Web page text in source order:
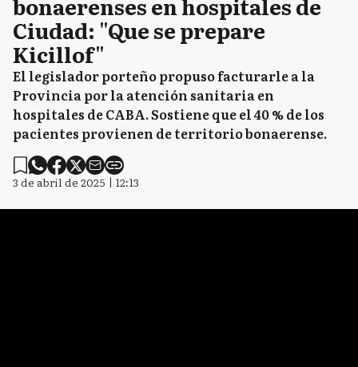
Ciudad: "Que se prepare
Kicillof"
El legislador porteño propuso facturarle a la
Provincia por la atención sanitaria en
hospitales de CABA. Sostiene que el 40 % de los
pacientes provienen de territorio bonaerense.
3 de abril de 2025 | 12:13